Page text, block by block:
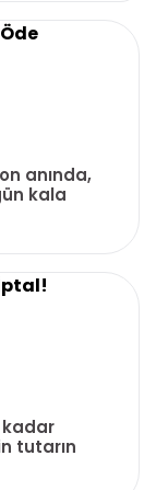
anında,
kala
tutarın